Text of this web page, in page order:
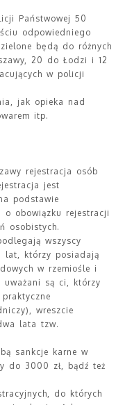
Państwowej 50
odpowiedniego
będą do różnych
20 do Łodzi i 12
w policji
jak opieka nad
itp.
rejestracja osób
jest
podstawie
obowiązku rejestracji
osobistych.
wszyscy
lat, którzy posiadają
w rzemiośle i
uważani są ci, którzy
wreszcie
lata tzw.
sankcje karne w
do 3000 zł, bądź też
do których